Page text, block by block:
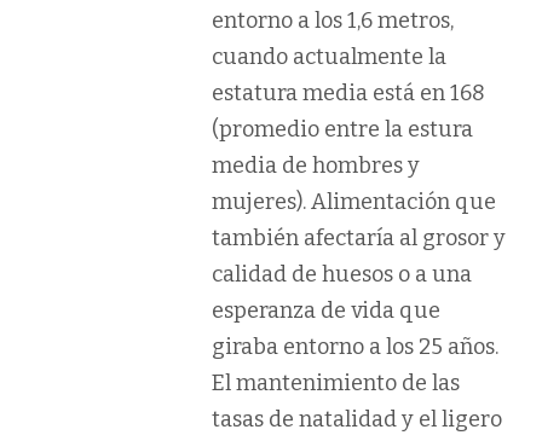
entorno a los 1,6 metros,
cuando actualmente la
estatura media está en 168
(promedio entre la estura
media de hombres y
mujeres). Alimentación que
también afectaría al grosor y
calidad de huesos o a una
esperanza de vida que
giraba entorno a los 25 años.
El mantenimiento de las
tasas de natalidad y el ligero